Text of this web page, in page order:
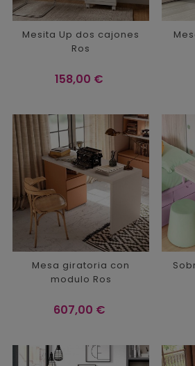
Mesita Up dos cajones
Ros
Precio
158,00 €
Mesa giratoria con
modulo Ros
Precio
607,00 €